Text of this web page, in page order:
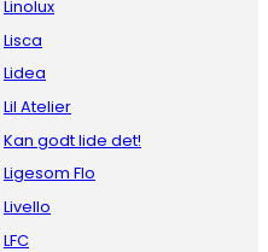
Linolux
Lisca
Lidea
Lil Atelier
Kan godt lide det!
Ligesom Flo
Livello
LFC